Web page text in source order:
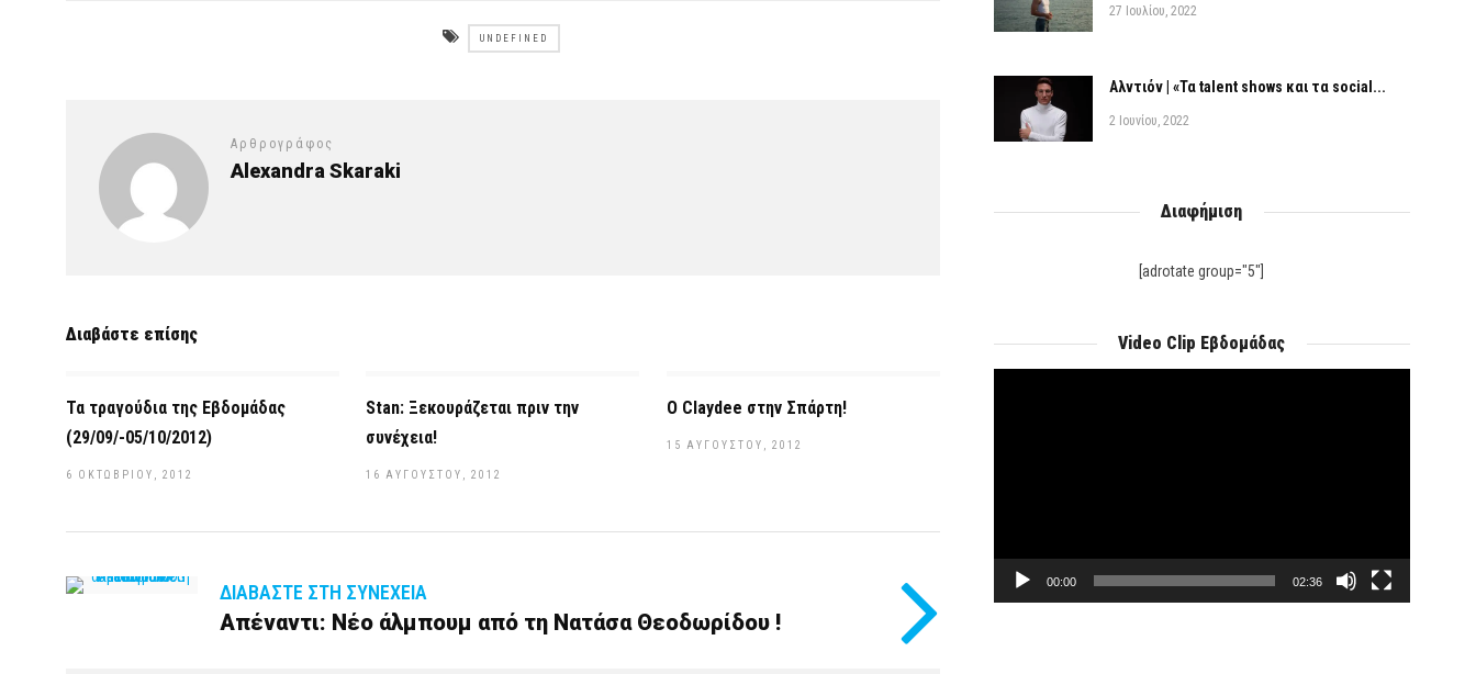
UNDEFINED
Αρθρογράφος
Alexandra Skaraki
Διαβάστε επίσης
Τα τραγούδια της Εβδομάδας
(29/09/-05/10/2012)
6 ΟΚΤΩΒΡΊΟΥ, 2012
Stan: Ξεκουράζεται πριν την
συνέχεια!
16 ΑΥΓΟΎΣΤΟΥ, 2012
Ο Claydee στην Σπάρτη!
15 ΑΥΓΟΎΣΤΟΥ, 2012
ΔΙΑΒΆΣΤΕ ΣΤΗ ΣΥΝΈΧΕΙΑ
Απέναντι: Νέο άλμπουμ από τη Νατάσα Θεοδωρίδου !
27 Ιουλίου, 2022
Αλντιόν | «Τα talent shows και τα social...
2 Ιουνίου, 2022
Διαφήμιση
[adrotate group="5"]
Video Clip Εβδομάδας
00:00 02:36